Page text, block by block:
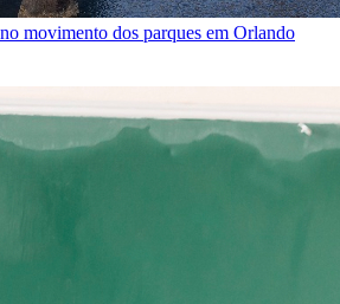
movimento dos parques em Orlando